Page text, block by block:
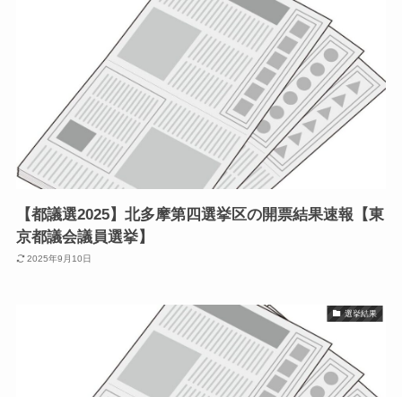
【都議選2025】北多摩第四選挙区の開票結果速報【東
京都議会議員選挙】
2025年9月10日
選挙結果